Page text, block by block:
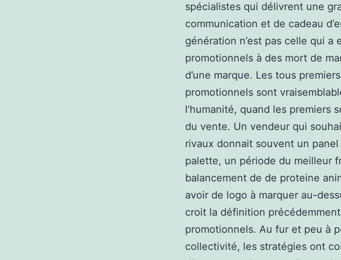
spécialistes qui délivrent une
communication et de cadeau
génération n’est pas celle qui a
promotionnels à des mort de
d’une marque. Les tous
promotionnels sont
l’humanité, quand les premiers
du vente. Un vendeur qui
rivaux donnait souvent un
palette, un période du meilleur
balancement de de proteine
avoir de logo à marquer au-
croit la définition précédemment
promotionnels. Au fur et peu à
collectivité, les stratégies ont